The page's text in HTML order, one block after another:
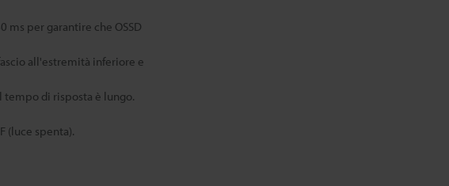
ms per garantire che OSSD
all'estremità inferiore e
di risposta è lungo.
(luce spenta).